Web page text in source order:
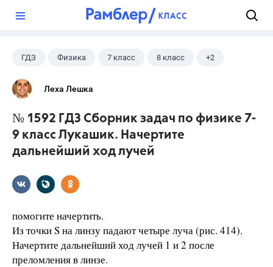
ГДЗ Физика 7 класс 8 класс +2
9 класс
Леха Лешка
№ 1592 ГДЗ Сборник задач по физике 7-
9 класс Лукашик. Начертите
дальнейший ход лучей
помогите начертить.
Из точки S на линзу падают четыре луча (рис. 414).
Начертите дальнейший ход лучей 1 и 2 после
преломления в линзе.